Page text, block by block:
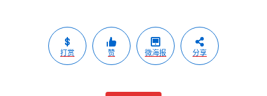
打赏 赞 微海报 分享